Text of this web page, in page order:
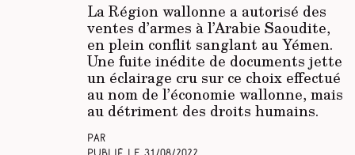
La Région wallonne a autorisé des
ventes d’armes à l’Arabie Saoudite,
en plein conflit sanglant au Yémen.
Une fuite inédite de documents jette
un éclairage cru sur ce choix effectué
au nom de l’économie wallonne, mais
au détriment des droits humains.
Par